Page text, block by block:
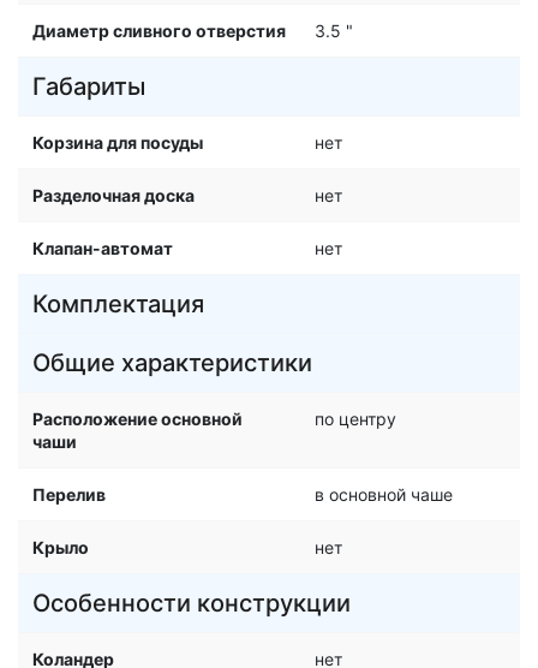
Диаметр сливного отверстия 3.5 "
Габариты
Корзина для посуды нет
Разделочная доска нет
Клапан-автомат нет
Комплектация
Общие характеристики
Расположение основной
чаши
по центру
Перелив в основной чаше
Крыло нет
Особенности конструкции
Коландер нет